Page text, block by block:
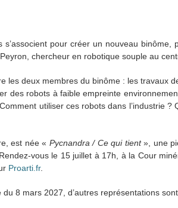
pour créer un nouveau binôme,
chercheur en robotique souple au
les deux membres du binôme : les travaux
des robots à faible empreinte
utiliser ces robots dans l’industrie ?
est née « Pycnandra / Ce qui tient», une
vous le 15 juillet à 17h, à la Cour
Proarti.fr.
du 8 mars 2027, d’autres représentations